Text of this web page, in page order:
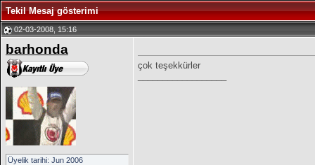
Tekil Mesaj gösterimi
02-03-2008, 15:16
barhonda
Üyelik tarihi: Jun 2006
çok teşekkürler